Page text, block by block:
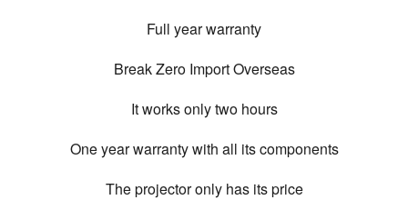
Full year warranty
Break Zero Import Overseas
It works only two hours
One year warranty with all its components
The projector only has its price